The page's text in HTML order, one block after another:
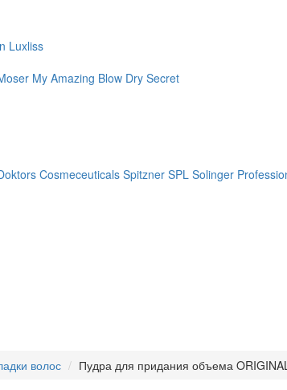
Luxliss
My Amazing Blow Dry Secret
Cosmeceuticals Spitzner SPL Solinger
волос Пудра для придания объема